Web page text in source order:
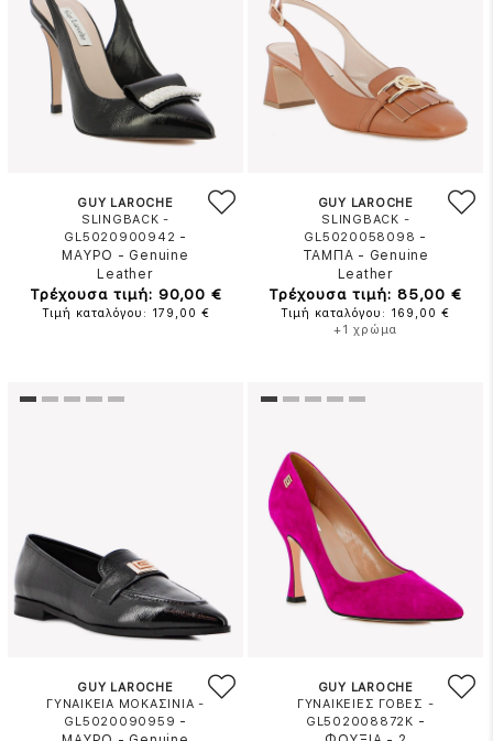
GUY LAROCHE
SLINGBACK -
GL5020900942 -
ΜΑΥΡΟ - Genuine
Leather
Τρέχουσα τιμή: 90,00 €
Τιμή καταλόγου: 179,00 €
GUY LAROCHE
SLINGBACK -
GL5020058098 -
ΤΑΜΠΑ - Genuine
Leather
Τρέχουσα τιμή: 85,00 €
Τιμή καταλόγου: 169,00 €
+1 χρώμα
GUY LAROCHE
ΓΥΝΑΙΚΕΙΑ ΜΟΚΑΣΙΝΙΑ -
GL5020090959 -
GUY LAROCHE
ΓΥΝΑΙΚΕΙΕΣ ΓΟΒΕΣ -
GL502008872K -